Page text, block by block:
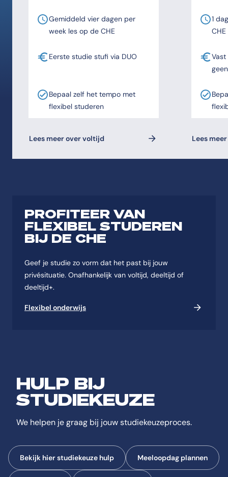
Gemiddeld vier dagen per
week les op de CHE
Eerste studie stufi via DUO
Bepaal zelf het tempo met
flexibel studeren
Lees meer over voltijd
1
CHE
Lees
PROFITEER VAN
FLEXIBEL STUDEREN
BIJ DE CHE
Geef je studie zo vorm dat het past bij jouw
privésituatie. Onafhankelijk van voltijd, deeltijd of
deeltijd+.
Flexibel onderwijs
HULP BIJ
STUDIEKEUZE
We helpen je graag bij jouw studiekeuzeproces.
Bekijk hier studiekeuze hulp Meeloopdag plannen